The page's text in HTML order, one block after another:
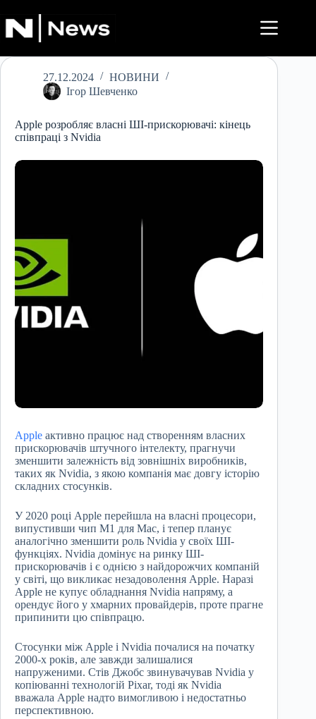
до
вмісту
27.12.2024
НОВИНИ
Ігор Шевченко
Apple розробляє власні ШІ-прискорювачі: кінець
співпраці з Nvidia
Apple активно працює над створенням власних
прискорювачів штучного інтелекту, прагнучи
зменшити залежність від зовнішніх виробників,
таких як Nvidia, з якою компанія має довгу історію
складних стосунків.
У 2020 році Apple перейшла на власні процесори,
випустивши чип M1 для Mac, і тепер планує
аналогічно зменшити роль Nvidia у своїх ШІ-
функціях. Nvidia домінує на ринку ШІ-
прискорювачів і є однією з найдорожчих компаній
у світі, що викликає незадоволення Apple. Наразі
Apple не купує обладнання Nvidia напряму, а
орендує його у хмарних провайдерів, проте прагне
припинити цю співпрацю.
Стосунки між Apple і Nvidia почалися на початку
2000-х років, але завжди залишалися
напруженими. Стів Джобс звинувачував Nvidia у
копіюванні технологій Pixar, тоді як Nvidia
вважала Apple надто вимогливою і недостатньо
перспективною.